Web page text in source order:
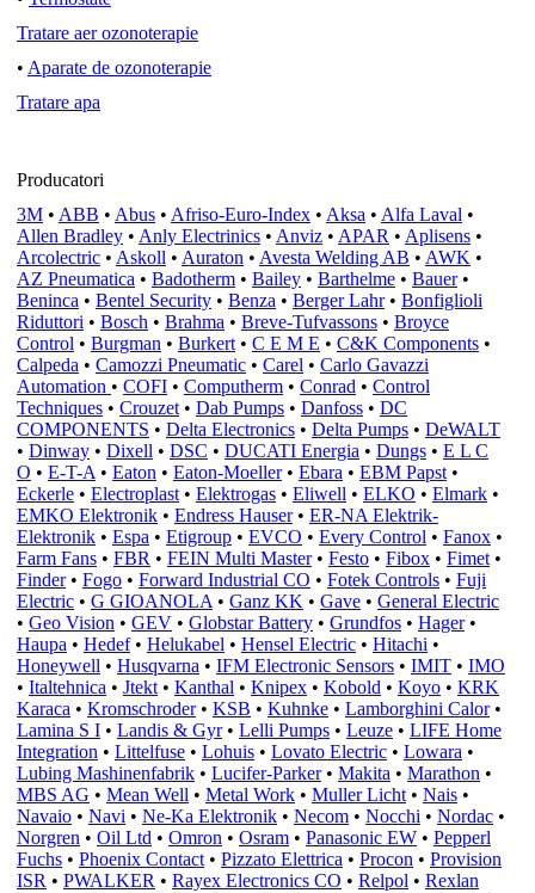
Tratare aer ozonoterapie
• Aparate de ozonoterapie
Tratare apa
Producatori
3M • ABB • Abus • Afriso-Euro-Index • Aksa • Alfa Laval •
Allen Bradley • Anly Electrinics • Anviz • APAR • Aplisens •
Arcolectric • Askoll • Auraton • Avesta Welding AB • AWK •
AZ Pneumatica • Badotherm • Bailey • Barthelme • Bauer •
Beninca • Bentel Security • Benza • Berger Lahr • Bonfiglioli
Riduttori • Bosch • Brahma • Breve-Tufvassons • Broyce
Control • Burgman • Burkert • C E M E • C&K Components •
Calpeda • Camozzi Pneumatic • Carel • Carlo Gavazzi
Automation • COFI • Computherm • Conrad • Control
Techniques • Crouzet • Dab Pumps • Danfoss • DC
COMPONENTS • Delta Electronics • Delta Pumps • DeWALT
• Dinway • Dixell • DSC • DUCATI Energia • Dungs • E L C
O • E-T-A • Eaton • Eaton-Moeller • Ebara • EBM Papst •
Eckerle • Electroplast • Elektrogas • Eliwell • ELKO • Elmark •
EMKO Elektronik • Endress Hauser • ER-NA Elektrik-
Elektronik • Espa • Etigroup • EVCO • Every Control • Fanox •
Farm Fans • FBR • FEIN Multi Master • Festo • Fibox • Fimet •
Finder • Fogo • Forward Industrial CO • Fotek Controls • Fuji
Electric • G GIOANOLA • Ganz KK • Gave • General Electric
• Geo Vision • GEV • Globstar Battery • Grundfos • Hager •
Haupa • Hedef • Helukabel • Hensel Electric • Hitachi •
Honeywell • Husqvarna • IFM Electronic Sensors • IMIT • IMO
• Italtehnica • Jtekt • Kanthal • Knipex • Kobold • Koyo • KRK
Karaca • Kromschroder • KSB • Kuhnke • Lamborghini Calor •
Lamina S I • Landis & Gyr • Lelli Pumps • Leuze • LIFE Home
Integration • Littelfuse • Lohuis • Lovato Electric • Lowara •
Lubing Mashinenfabrik • Lucifer-Parker • Makita • Marathon •
MBS AG • Mean Well • Metal Work • Muller Licht • Nais •
Navaio • Navi • Ne-Ka Elektronik • Necom • Nocchi • Nordac •
Norgren • Oil Ltd • Omron • Osram • Panasonic EW • Pepperl
Fuchs • Phoenix Contact • Pizzato Elettrica • Procon • Provision
ISR • PWALKER • Rayex Electronics CO • Relpol • Rexlan